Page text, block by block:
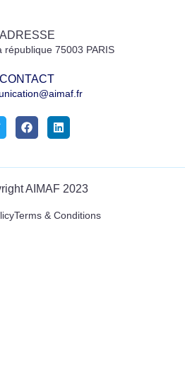
ADRESSE
république 75003 PARIS
CONTACT
AIMAF 2023
Terms & Conditions